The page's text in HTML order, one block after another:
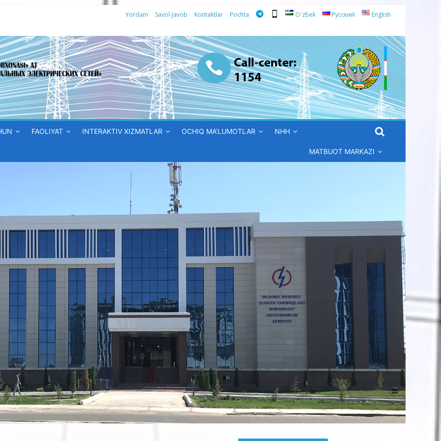
Yordam Savol-Javob Kontaktlar Pochta Oʻzbek Русский English
FAOLIYAT INTERAKTIV XIZMATLAR OCHIQ MA’LUMOTLAR NHH
MATBUOT MARKAZI